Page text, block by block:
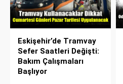
Eskişehir’de Tramvay
Sefer Saatleri Değişti:
Bakım Çalışmaları
Başlıyor